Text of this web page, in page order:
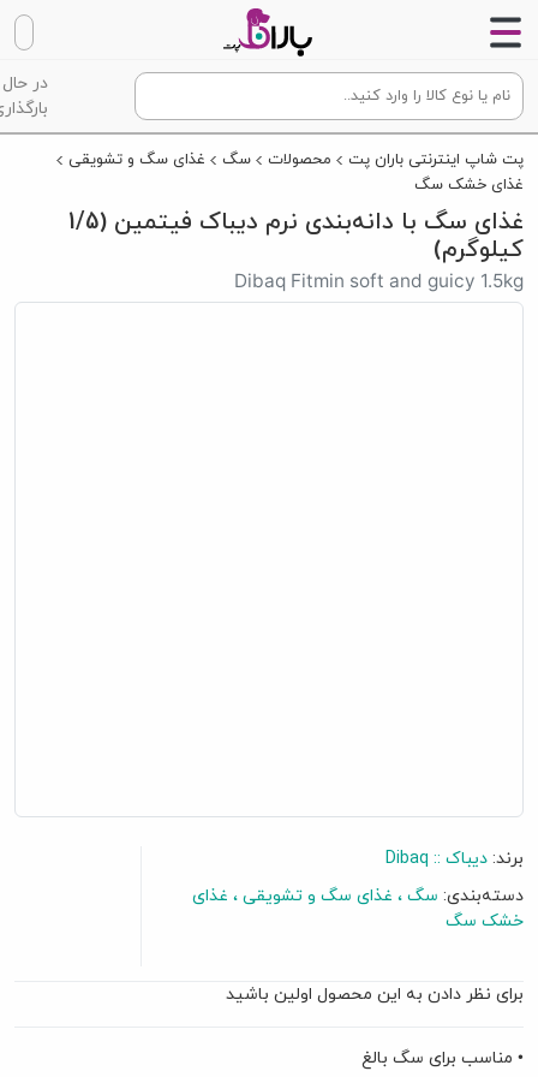
در حال
پت شاپ اینترنتی باران پت محصولات سگ
غذای سگ و تشویقی
غذای خشک سگ
غذای سگ با دانه‌بندی نرم دیباک فیتمین (1/5
کیلوگرم)
Dibaq Fitmin soft and guicy 1.5kg
برند: دیباک :: Dibaq
دسته‌بندی: سگ غذای سگ و تشویقی
غذای
خشک سگ
برای نظر دادن به این محصول اولین باشید
• مناسب برای سگ بالغ